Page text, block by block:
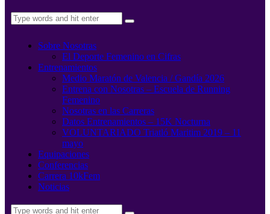
Sobre Nosotras
El Deporte Femenino en Cifras
Entrenamientos
Medio Maratón de Valencia / Gandía 2026
Entrena con Nosotras – Escuela de Running
Femenino
Nosotras en las Carreras
Datos Entrenamientos – 15K Nocturna
VOLUNTARIADO Triatló Maritim 2019 – 11
mayo
Equipaciones
Conferencias
Carrera 10kFem
Noticias